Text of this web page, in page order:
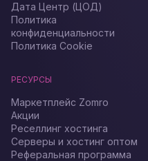
Дата Центр (ЦОД)
Политика
конфиденциальности
Политика Cookie
РЕСУРСЫ
Маркетплейс Zomro
Акции
Реселлинг хостинга
Серверы и хостинг оптом
Реферальная программа